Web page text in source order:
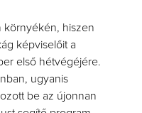
környékén, hiszen
képviselőit a
első hétvégéjére.
ugyanis
be az újonnan